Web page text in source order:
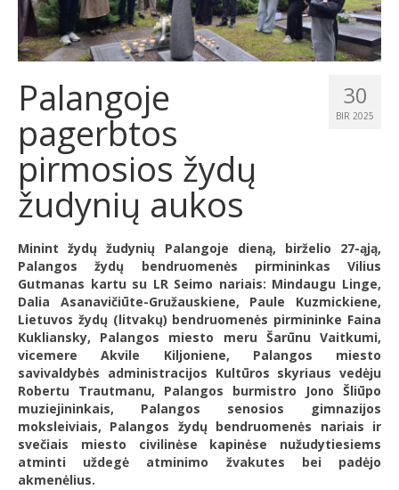
30
BIR 2025
Palangoje
pagerbtos
pirmosios žydų
žudynių aukos
Minint žydų žudynių Palangoje dieną, birželio 27-ąją,
Palangos žydų bendruomenės pirmininkas Vilius
Gutmanas kartu su LR Seimo nariais: Mindaugu Linge,
Dalia Asanavičiūte-Gružauskiene, Paule Kuzmickiene,
Lietuvos žydų (litvakų) bendruomenės pirmininke Faina
Kukliansky, Palangos miesto meru Šarūnu Vaitkumi,
vicemere Akvile Kiljoniene, Palangos miesto
savivaldybės administracijos Kultūros skyriaus vedėju
Robertu Trautmanu, Palangos burmistro Jono Šliūpo
muziejininkais, Palangos senosios gimnazijos
moksleiviais, Palangos žydų bendruomenės nariais ir
svečiais miesto civilinėse kapinėse nužudytiesiems
atminti uždegė atminimo žvakutes bei padėjo
akmenėlius.